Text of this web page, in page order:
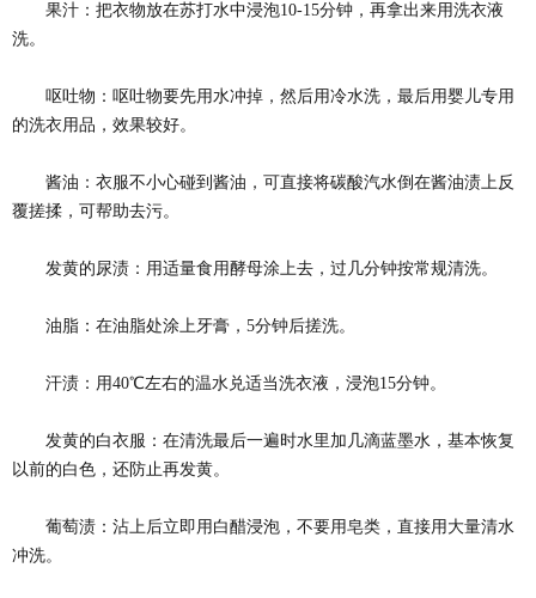
果汁：把衣物放在苏打水中浸泡10-15分钟，再拿出来用洗衣液
洗。
呕吐物：呕吐物要先用水冲掉，然后用冷水洗，最后用婴儿专用
的洗衣用品，效果较好。
酱油：衣服不小心碰到酱油，可直接将碳酸汽水倒在酱油渍上反
覆搓揉，可帮助去污。
发黄的尿渍：用适量食用酵母涂上去，过几分钟按常规清洗。
油脂：在油脂处涂上牙膏，5分钟后搓洗。
汗渍：用40℃左右的温水兑适当洗衣液，浸泡15分钟。
发黄的白衣服：在清洗最后一遍时水里加几滴蓝墨水，基本恢复
以前的白色，还防止再发黄。
葡萄渍：沾上后立即用白醋浸泡，不要用皂类，直接用大量清水
冲洗。